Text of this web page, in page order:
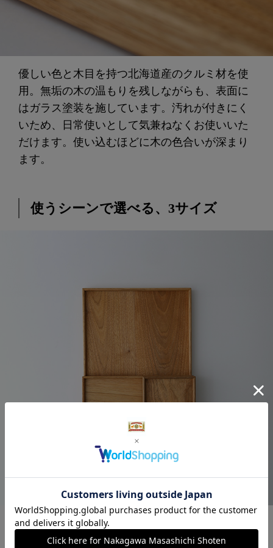
優しい色と木目を持つ北海道産のクルミ材を使
用。無垢の木の温もりを残しながらも、表面に
はガラス塗装を施しています。汚れが付きにく
いため、日常使いとして気兼ねなくお使いいた
だけます。使い込むほどに木の色合いが深まり
ます。
使うシーンで選べる、3サイズ
サイズ展開は、S・M・Lの3種類。Sサイズはお
茶の時間のお供や、鍵・アクセサリーなどの小